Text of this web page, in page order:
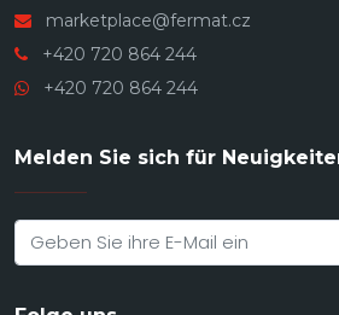
marketplace@fermat.cz
+420 720 864 244
+420 720 864 244
Melden Sie sich für